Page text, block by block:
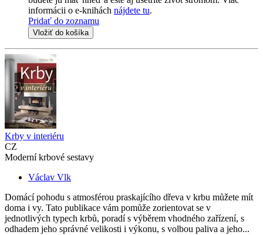
informácii o e-knihách nájdete tu.
Pridať do zoznamu
Vložiť do košíka
Krby v interiéru
CZ
Moderní krbové sestavy
Václav Vlk
Domácí pohodu s atmosférou praskajícího dřeva v krbu můžete mít
doma i vy. Tato publikace vám pomůže zorientovat se v
jednotlivých typech krbů, poradí s výběrem vhodného zařízení, s
odhadem jeho správné velikosti i výkonu, s volbou paliva a jeho...